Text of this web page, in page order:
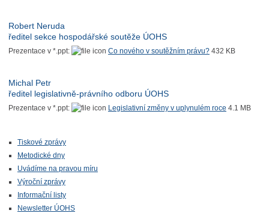
Robert Neruda
ředitel sekce hospodářské soutěže ÚOHS
Prezentace v *.ppt: Co nového v soutěžním právu?432 KB
Michal Petr
ředitel legislativně-právního odboru ÚOHS
Prezentace v *.ppt: Legislativní změny v uplynulém roce 4.1 MB
Tiskové zprávy
Metodické dny
Uvádíme na pravou míru
Výroční zprávy
Informační listy
Newsletter ÚOHS